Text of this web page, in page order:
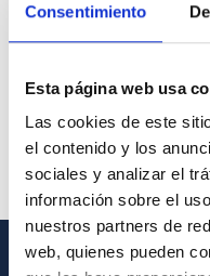
Consentimiento
Esta página web usa
Las cookies de este
el contenido y los
sociales y analizar el
información sobre el
nuestros partners de
web, quienes pueden